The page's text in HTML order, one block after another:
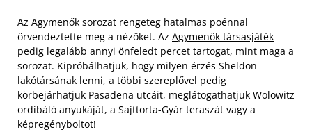
Az Agymenők sorozat rengeteg hatalmas poénnal
örvendeztette meg a nézőket. Az Agymenők társasjáték
pedig legalább annyi önfeledt percet tartogat, mint maga a
sorozat. Kipróbálhatjuk, hogy milyen érzés Sheldon
lakótársának lenni, a többi szereplővel pedig
körbejárhatjuk Pasadena utcáit, meglátogathatjuk Wolowitz
ordibáló anyukáját, a Sajttorta-Gyár teraszát vagy a
képregényboltot!